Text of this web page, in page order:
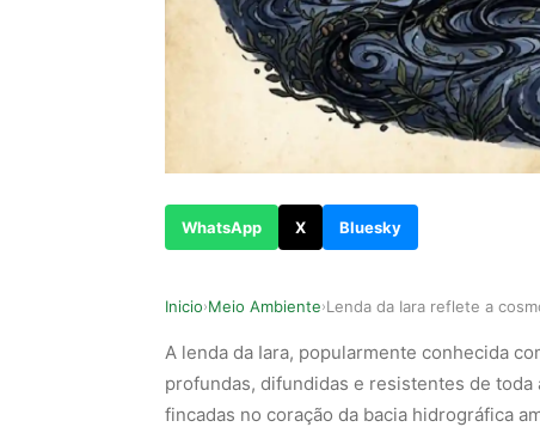
WhatsApp X Bluesky
Inicio›Meio Ambiente›
A lenda da Iara, popularmente conhecida
profundas, difundidas e resistentes de
fincadas no coração da bacia hidrográfica